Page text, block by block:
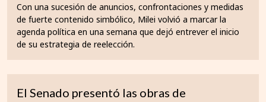
Con una sucesión de anuncios, confrontaciones y medidas
de fuerte contenido simbólico, Milei volvió a marcar la
agenda política en una semana que dejó entrever el inicio
de su estrategia de reelección.
El Senado presentó las obras de